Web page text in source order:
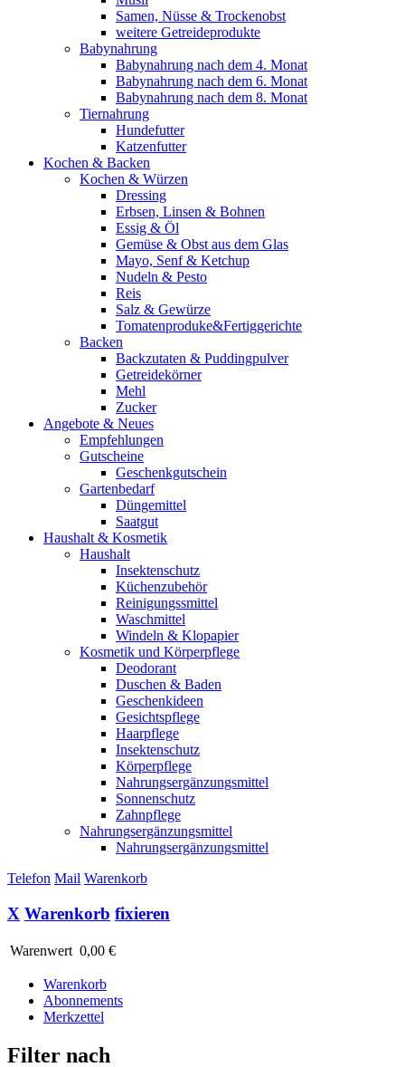
Samen, Nüsse & Trockenobst
weitere Getreideprodukte
Babynahrung
Babynahrung nach dem 4. Monat
Babynahrung nach dem 6. Monat
Babynahrung nach dem 8. Monat
Tiernahrung
Hundefutter
Katzenfutter
Kochen & Backen
Kochen & Würzen
Dressing
Erbsen, Linsen & Bohnen
Essig & Öl
Gemüse & Obst aus dem Glas
Mayo, Senf & Ketchup
Nudeln & Pesto
Reis
Salz & Gewürze
Tomatenproduke&Fertiggerichte
Backen
Backzutaten & Puddingpulver
Getreidekörner
Mehl
Zucker
Angebote & Neues
Empfehlungen
Gutscheine
Geschenkgutschein
Gartenbedarf
Düngemittel
Saatgut
Haushalt & Kosmetik
Haushalt
Insektenschutz
Küchenzubehör
Reinigungssmittel
Waschmittel
Windeln & Klopapier
Kosmetik und Körperpflege
Deodorant
Duschen & Baden
Geschenkideen
Gesichtspflege
Haarpflege
Insektenschutz
Körperpflege
Nahrungsergänzungsmittel
Sonnenschutz
Zahnpflege
Nahrungsergänzungsmittel
Nahrungsergänzungsmittel
Telefon Mail Warenkorb
X Warenkorb fixieren
Warenwert 0,00 €
Warenkorb
Abonnements
Merkzettel
Filter nach